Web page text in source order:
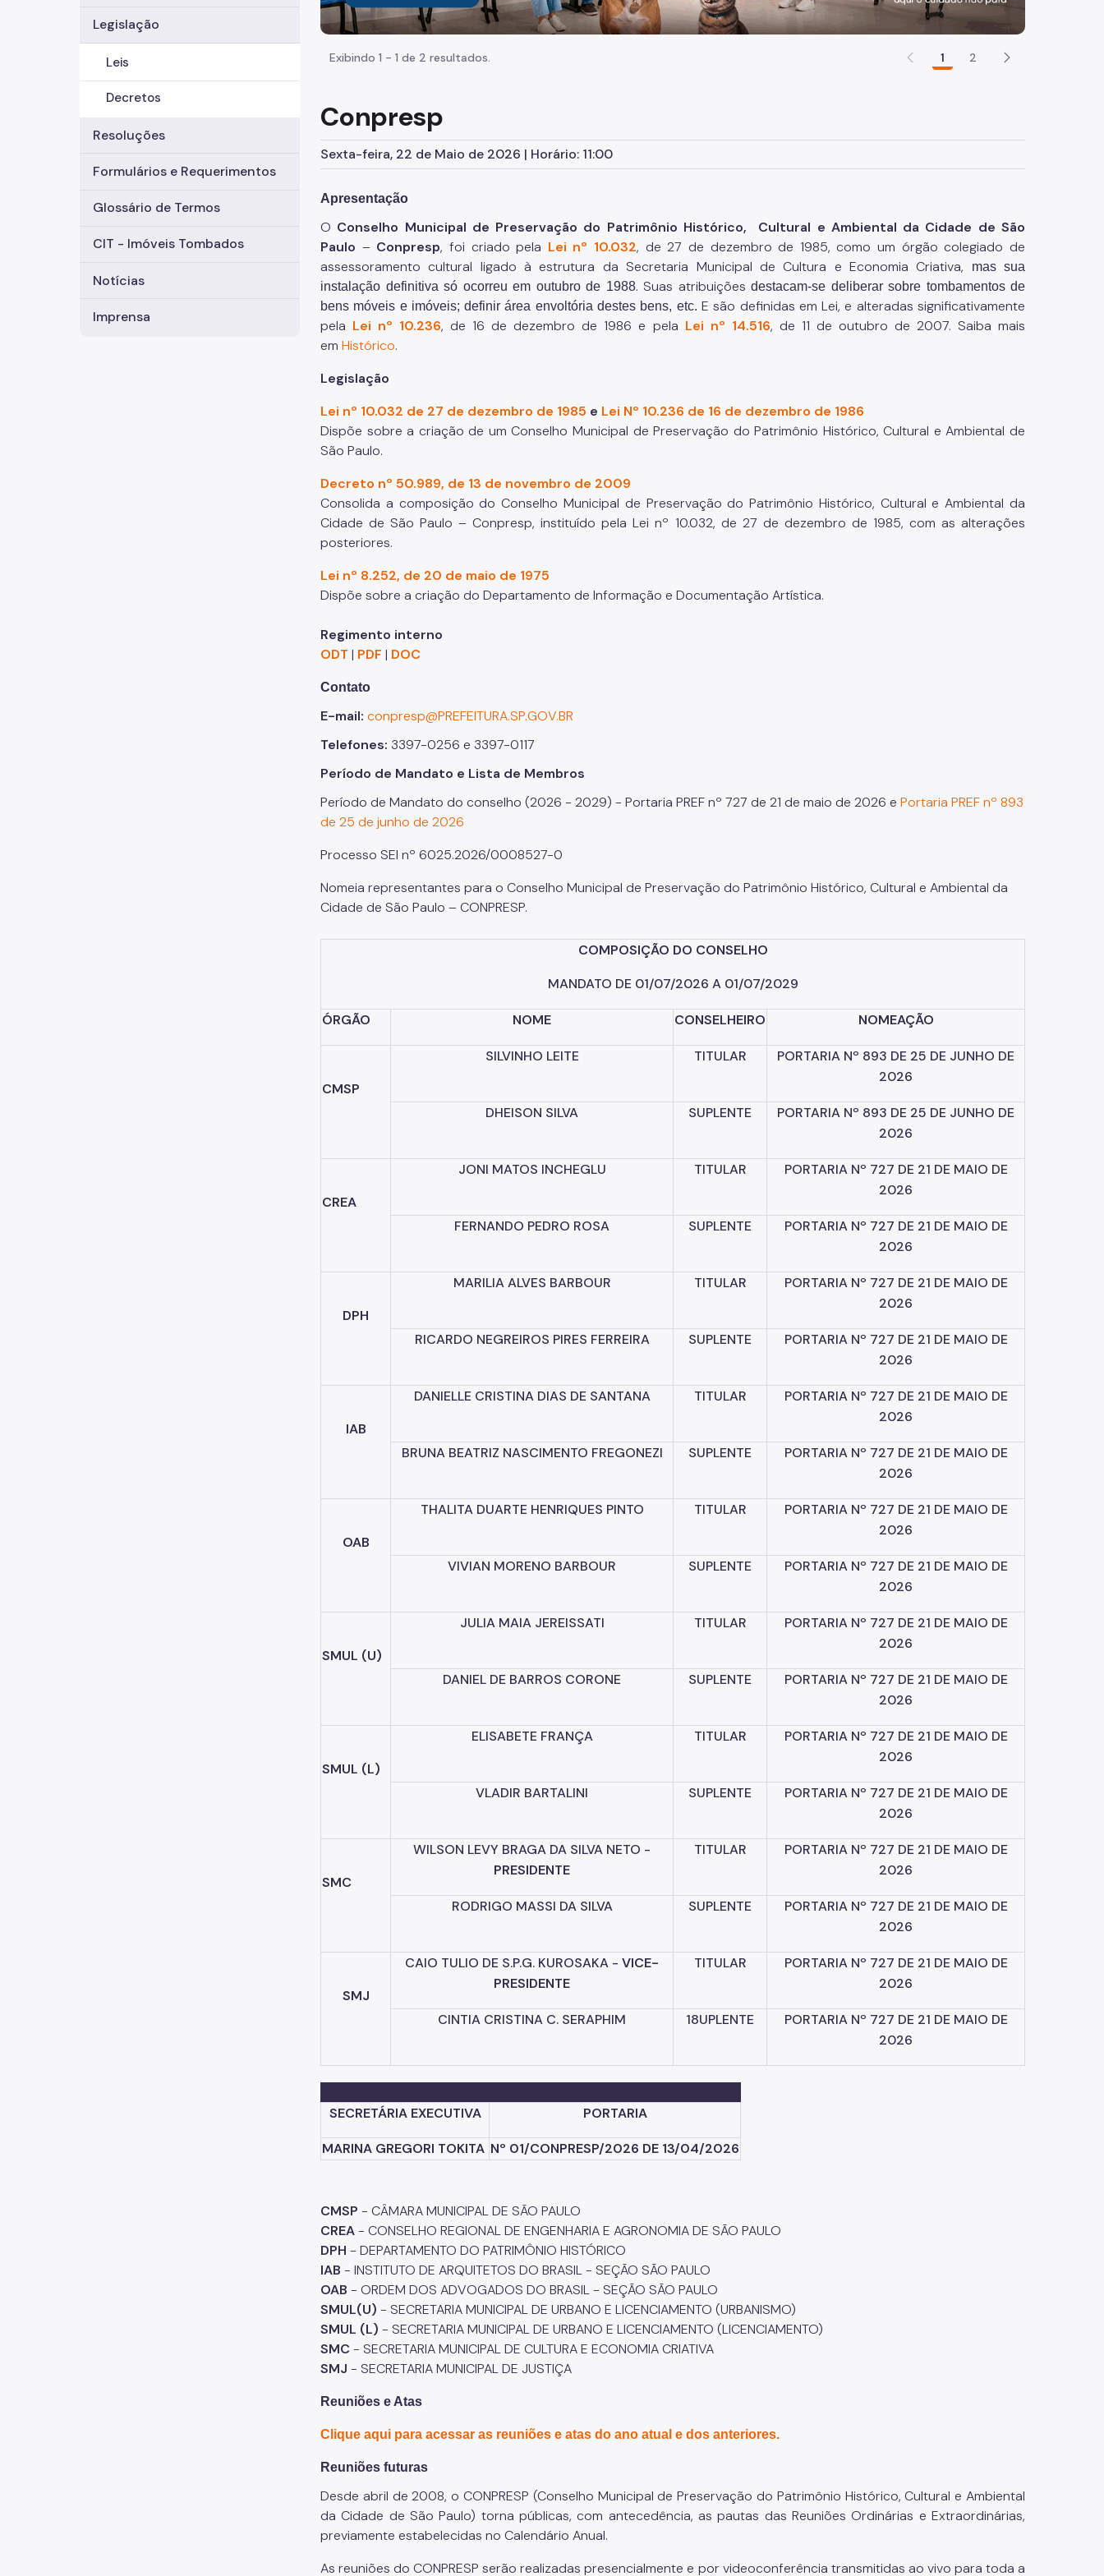
Legislação
Leis
Decretos
Resoluções
Formulários e Requerimentos
Glossário de Termos
CIT - Imóveis Tombados
Notícias
Imprensa
Exibindo 1 - 1 de 2 resultados. 1 2
Conpresp
Sexta-feira, 22 de Maio de 2026 | Horário: 11:00
Apresentação
O Conselho Municipal de Preservação do Patrimônio Histórico, Cultural e Ambiental da Cidade de São
Paulo – Conpresp, foi criado pela Lei nº 10.032, de 27 de dezembro de 1985, como um órgão colegiado de
assessoramento cultural ligado à estrutura da Secretaria Municipal de Cultura e Economia Criativa,
mas sua
instalação definitiva só ocorreu em outubro de 1988. Suas atribuições destacam-se deliberar sobre tombamentos de
bens móveis e imóveis; definir área envoltória destes bens, etc. E são definidas em Lei, e alteradas significativamente
pela Lei nº 10.236, de 16 de dezembro de 1986 e pela Lei nº 14.516, de 11 de outubro de 2007. Saiba mais
em Histórico.
Legislação
Lei nº 10.032 de 27 de dezembro de 1985 e Lei Nº 10.236 de 16 de dezembro de 1986
Dispõe sobre a criação de um Conselho Municipal de Preservação do Patrimônio Histórico, Cultural e Ambiental de
São Paulo.
Decreto nº 50.989, de 13 de novembro de 2009
Consolida a composição do Conselho Municipal de Preservação do Patrimônio Histórico, Cultural e Ambiental da
Cidade de São Paulo – Conpresp, instituído pela Lei nº 10.032, de 27 de dezembro de 1985, com as alterações
posteriores.
Lei nº 8.252, de 20 de maio de 1975
Dispõe sobre a criação do Departamento de Informação e Documentação Artística.
Regimento interno
ODT | PDF | DOC
Contato
E-mail: conpresp@PREFEITURA.SP.GOV.BR
Telefones: 3397-0256 e 3397-0117
Período de Mandato e Lista de Membros
Período de Mandato do conselho (2026 - 2029) - Portaria PREF nº 727 de 21 de maio de 2026 e Portaria PREF nº 893
de 25 de junho de 2026
Processo SEI nº 6025.2026/0008527-0
Nomeia representantes para o Conselho Municipal de Preservação do Patrimônio Histórico, Cultural e Ambiental da
Cidade de São Paulo – CONPRESP.
COMPOSIÇÃO DO CONSELHO
MANDATO DE 01/07/2026 A 01/07/2029
ÓRGÃO NOME CONSELHEIRO NOMEAÇÃO
CMSP
SILVINHO LEITE TITULAR PORTARIA Nº 893 DE 25 DE JUNHO DE
2026
DHEISON SILVA SUPLENTE PORTARIA Nº 893 DE 25 DE JUNHO DE
2026
CREA
JONI MATOS INCHEGLU TITULAR PORTARIA Nº 727 DE 21 DE MAIO DE
2026
FERNANDO PEDRO ROSA SUPLENTE PORTARIA Nº 727 DE 21 DE MAIO DE
2026
DPH
MARILIA ALVES BARBOUR TITULAR PORTARIA Nº 727 DE 21 DE MAIO DE
2026
RICARDO NEGREIROS PIRES FERREIRA SUPLENTE PORTARIA Nº 727 DE 21 DE MAIO DE
2026
IAB
DANIELLE CRISTINA DIAS DE SANTANA TITULAR PORTARIA Nº 727 DE 21 DE MAIO DE
2026
BRUNA BEATRIZ NASCIMENTO FREGONEZI SUPLENTE PORTARIA Nº 727 DE 21 DE MAIO DE
2026
OAB
THALITA DUARTE HENRIQUES PINTO TITULAR PORTARIA Nº 727 DE 21 DE MAIO DE
2026
VIVIAN MORENO BARBOUR SUPLENTE PORTARIA Nº 727 DE 21 DE MAIO DE
2026
SMUL (U)
JULIA MAIA JEREISSATI TITULAR PORTARIA Nº 727 DE 21 DE MAIO DE
2026
DANIEL DE BARROS CORONE SUPLENTE PORTARIA Nº 727 DE 21 DE MAIO DE
2026
SMUL (L)
ELISABETE FRANÇA TITULAR PORTARIA Nº 727 DE 21 DE MAIO DE
2026
VLADIR BARTALINI SUPLENTE PORTARIA Nº 727 DE 21 DE MAIO DE
2026
SMC
WILSON LEVY BRAGA DA SILVA NETO -
PRESIDENTE
TITULAR PORTARIA Nº 727 DE 21 DE MAIO DE
2026
RODRIGO MASSI DA SILVA SUPLENTE PORTARIA Nº 727 DE 21 DE MAIO DE
2026
SMJ
CAIO TULIO DE S.P.G. KUROSAKA - VICE-
PRESIDENTE
TITULAR PORTARIA Nº 727 DE 21 DE MAIO DE
2026
CINTIA CRISTINA C. SERAPHIM 18UPLENTE PORTARIA Nº 727 DE 21 DE MAIO DE
2026
SECRETÁRIA EXECUTIVA PORTARIA
MARINA GREGORI TOKITA Nº 01/CONPRESP/2026 DE 13/04/2026
CMSP - CÂMARA MUNICIPAL DE SÃO PAULO
CREA- CONSELHO REGIONAL DE ENGENHARIA E AGRONOMIA DE SÃO PAULO
DPH - DEPARTAMENTO DO PATRIMÔNIO HISTÓRICO
IAB - INSTITUTO DE ARQUITETOS DO BRASIL - SEÇÃO SÃO PAULO
OAB - ORDEM DOS ADVOGADOS DO BRASIL - SEÇÃO SÃO PAULO
SMUL(U) - SECRETARIA MUNICIPAL DE URBANO E LICENCIAMENTO (URBANISMO)
SMUL (L) - SECRETARIA MUNICIPAL DE URBANO E LICENCIAMENTO (LICENCIAMENTO)
SMC - SECRETARIA MUNICIPAL DE CULTURA E ECONOMIA CRIATIVA
SMJ - SECRETARIA MUNICIPAL DE JUSTIÇA
Reuniões e Atas
Clique aqui para acessar as reuniões e atas do ano atual e dos anteriores.
Reuniões futuras
Desde abril de 2008, o CONPRESP (Conselho Municipal de Preservação do Patrimônio Histórico, Cultural e Ambiental
da Cidade de São Paulo) torna públicas, com antecedência, as pautas das Reuniões Ordinárias e Extraordinárias,
previamente estabelecidas no Calendário Anual.
As reuniões do CONPRESP serão realizadas presencialmente e por videoconferência transmitidas ao vivo para toda a